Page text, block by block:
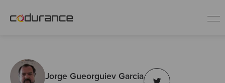
Clientes Jorge Gueorguiev Garcia